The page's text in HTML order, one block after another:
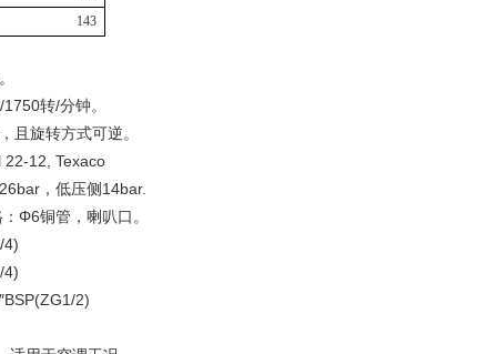
143
转/分钟。
旋转方式可逆。
12, Texaco
，低压侧14bar.
Φ6铜管，喇叭口。
4)
4)
2)